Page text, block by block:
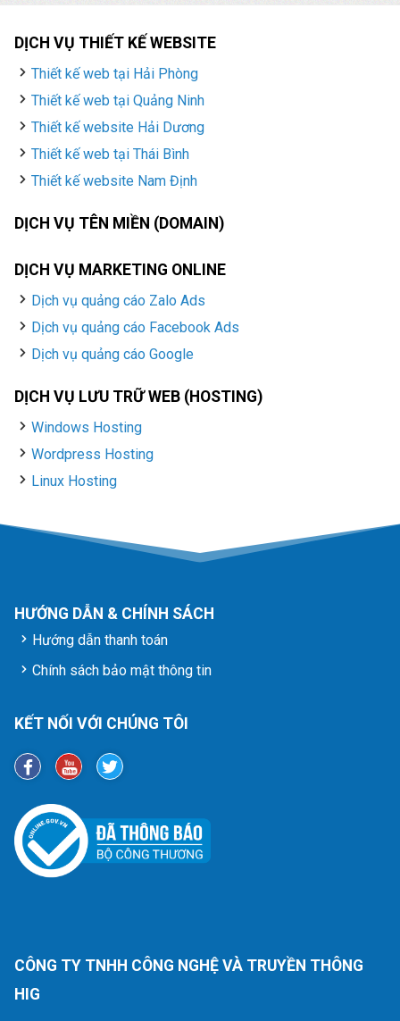
DỊCH VỤ THIẾT KẾ WEBSITE
Thiết kế web tại Hải Phòng
Thiết kế web tại Quảng Ninh
Thiết kế website Hải Dương
Thiết kế web tại Thái Bình
Thiết kế website Nam Định
DỊCH VỤ TÊN MIỀN (DOMAIN)
DỊCH VỤ MARKETING ONLINE
Dịch vụ quảng cáo Zalo Ads
Dịch vụ quảng cáo Facebook Ads
Dịch vụ quảng cáo Google
DỊCH VỤ LƯU TRỮ WEB (HOSTING)
Windows Hosting
Wordpress Hosting
Linux Hosting
HƯỚNG DẪN & CHÍNH SÁCH
Hướng dẫn thanh toán
Chính sách bảo mật thông tin
KẾT NỐI VỚI CHÚNG TÔI
CÔNG TY TNHH CÔNG NGHỆ VÀ TRUYỀN THÔNG
HIG